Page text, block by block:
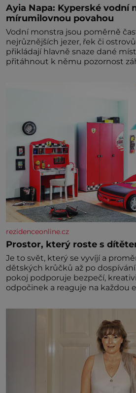
Ayia Napa: Kyperské vodní
mírumilovnou povahou
Vodní monstra jsou poměrně
nejrůznějších jezer, řek či
přikládají hlavně snaze dané
přitáhnout k němu pozornost
rezidenceonline.cz
Prostor, který roste s
Je to svět, který se vyvíjí a
dětských krůčků až po
pokoj podporuje bezpečí,
odpočinek a reaguje na každou
jednoduchost, měkkost a